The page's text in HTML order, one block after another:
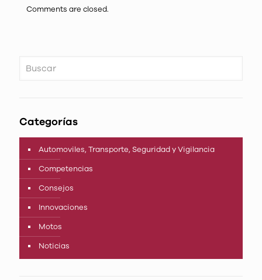
Comments are closed.
Categorías
Automoviles, Transporte, Seguridad y Vigilancia
Competencias
Consejos
Innovaciones
Motos
Noticias